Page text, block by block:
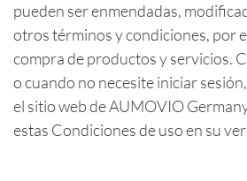
pueden ser enmendadas,
otros términos y condiciones, por
compra de productos y servicios.
o cuando no necesite iniciar
el sitio web de AUMOVIO
estas Condiciones de uso en su